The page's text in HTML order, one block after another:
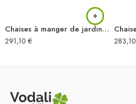
Chaises à manger de jardin avec coussins lot de 3 Acacia massif
291,10 € 283,10